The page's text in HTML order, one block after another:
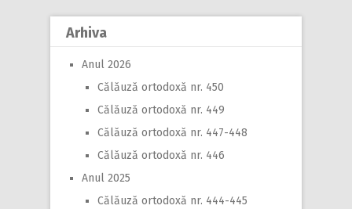
Arhiva
Anul 2026
Călăuză ortodoxă nr. 450
Călăuză ortodoxă nr. 449
Călăuză ortodoxă nr. 447-448
Călăuză ortodoxă nr. 446
Anul 2025
Călăuză ortodoxă nr. 444-445